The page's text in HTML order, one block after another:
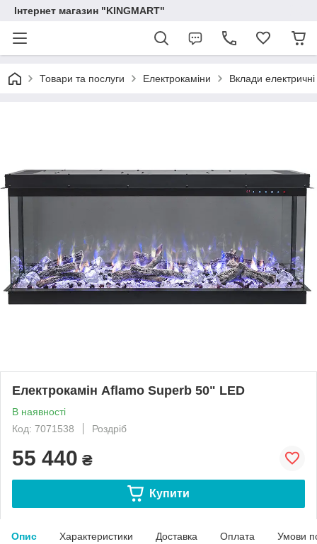
Інтернет магазин "KINGMART"
Товари та послуги Електрокаміни Вклади електричні
Електрокамін Aflamo Superb 50" LED
В наявності
Код: 7071538
Роздріб
55 440 ₴
Купити
Опис Характеристики Доставка Оплата Умови